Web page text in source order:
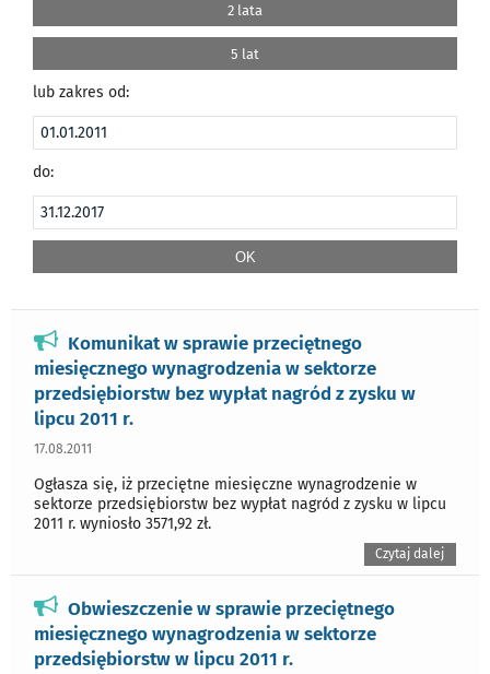
2 lata
5 lat
lub zakres od:
do:
Komunikat w sprawie przeciętnego
miesięcznego wynagrodzenia w sektorze
przedsiębiorstw bez wypłat nagród z zysku w
lipcu 2011 r.
17.08.2011
Ogłasza się, iż przeciętne miesięczne wynagrodzenie w
sektorze przedsiębiorstw bez wypłat nagród z zysku w lipcu
2011 r. wyniosło 3571,92 zł.
Czytaj dalej
Obwieszczenie w sprawie przeciętnego
miesięcznego wynagrodzenia w sektorze
przedsiębiorstw w lipcu 2011 r.